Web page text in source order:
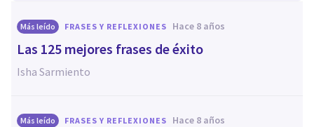
Más leído FRASES Y REFLEXIONES hace 8 años
Las 125 mejores frases de éxito
Isha Sarmiento
Más leído FRASES Y REFLEXIONES hace 8 años